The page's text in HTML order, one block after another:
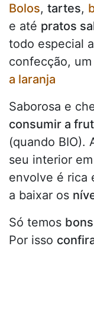
Bolos, tartes,
e até pratos
todo especial
confecção,
a laranja
Saborosa e
consumir a
(quando BIO).
seu interior
envolve é rica
a baixar os
Só temos
Por isso